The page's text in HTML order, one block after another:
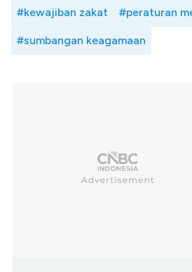
#kewajiban zakat #peraturan
#sumbangan keagamaan